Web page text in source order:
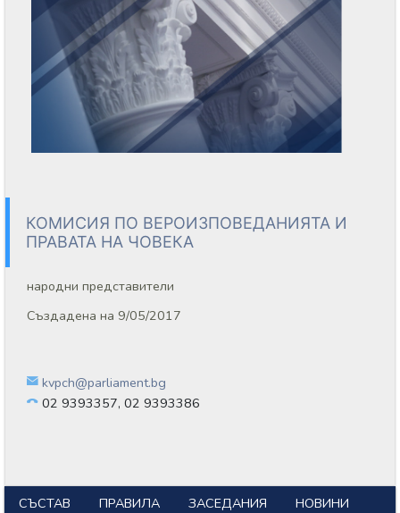
КОМИСИЯ ПО ВЕРОИЗПОВЕДАНИЯТА И
ПРАВАТА НА ЧОВЕКА
народни представители
Създадена на 9/05/2017
kvpch@parliament.bg
02 9393357, 02 9393386
СЪСТАВ ПРАВИЛА ЗАСЕДАНИЯ
НОВИНИ